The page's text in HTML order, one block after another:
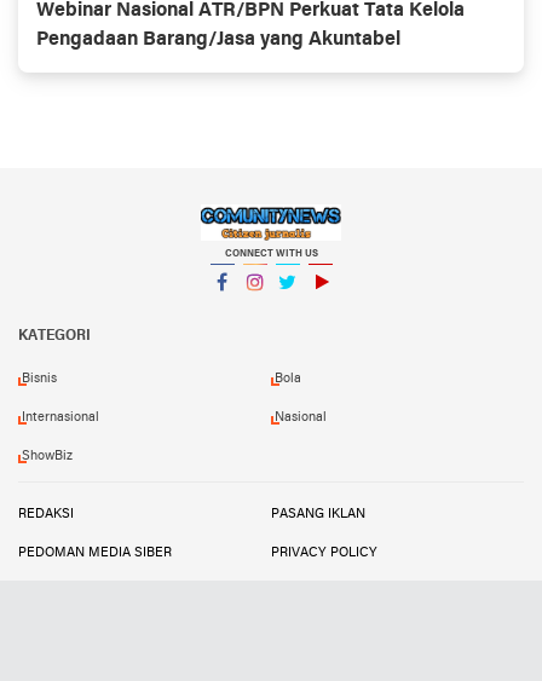
Webinar Nasional ATR/BPN Perkuat Tata Kelola
Pengadaan Barang/Jasa yang Akuntabel
CONNECT WITH US
KATEGORI
Bisnis Bola
Internasional Nasional
ShowBiz
REDAKSI PASANG IKLAN
PEDOMAN MEDIA SIBER PRIVACY POLICY